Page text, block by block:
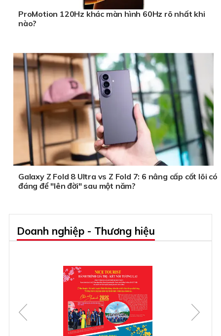
ProMotion 120Hz khác màn hình 60Hz rõ nhất khi
nào?
Galaxy Z Fold 8 Ultra vs Z Fold 7: 6 nâng cấp cốt lõi có
đáng để "lên đời" sau một năm?
Doanh nghiệp - Thương hiệu